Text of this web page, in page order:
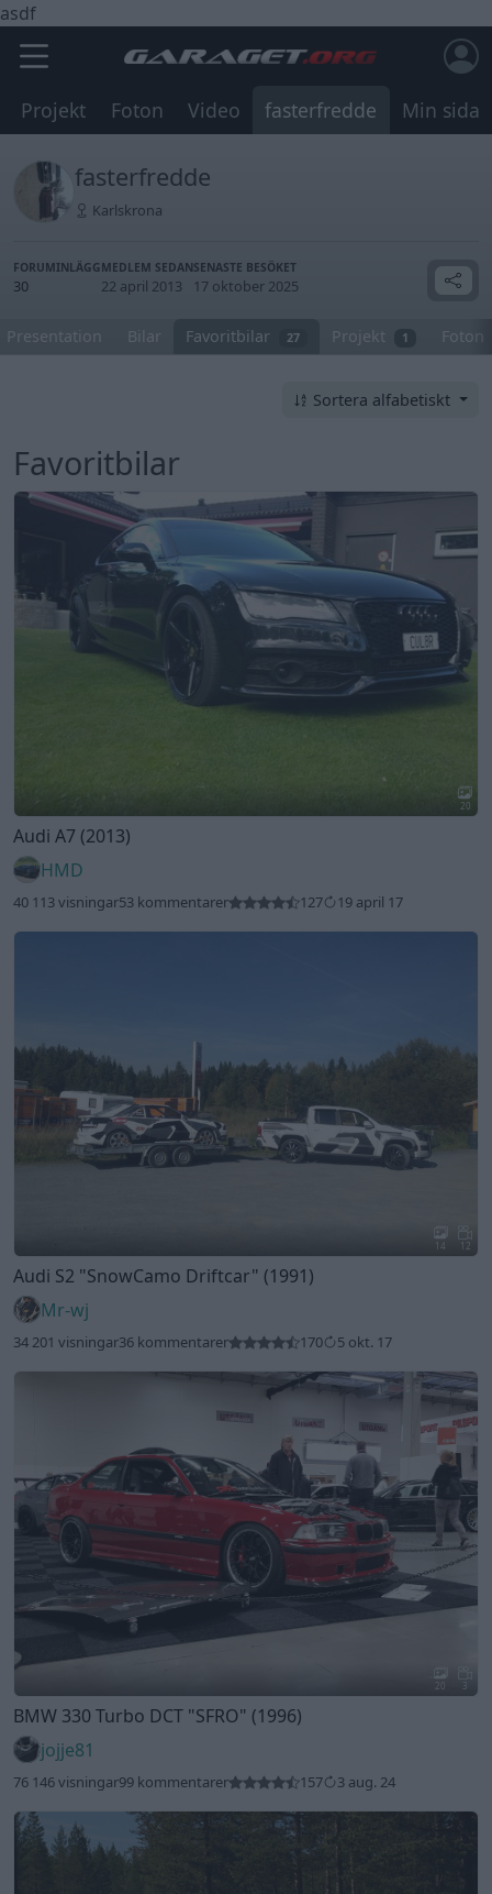
asdf
Projekt Foton Video fasterfredde Min sida
fasterfredde
Karlskrona
FORUMINLÄGG
30
MEDLEM SEDAN
22 april 2013
SENASTE BESÖKET
17 oktober 2025
Presentation Bilar Favoritbilar 27 Projekt 1 Foton
Sortera alfabetiskt
Favoritbilar
20
Audi A7 (2013)
HMD
40 113 visningar53 kommentarer 127 19 april 17
14 12
Audi S2 "SnowCamo Driftcar" (1991)
Mr-wj
34 201 visningar36 kommentarer 170 5 okt. 17
20 3
BMW 330 Turbo DCT "SFRO" (1996)
jojje81
76 146 visningar99 kommentarer 157 3 aug. 24